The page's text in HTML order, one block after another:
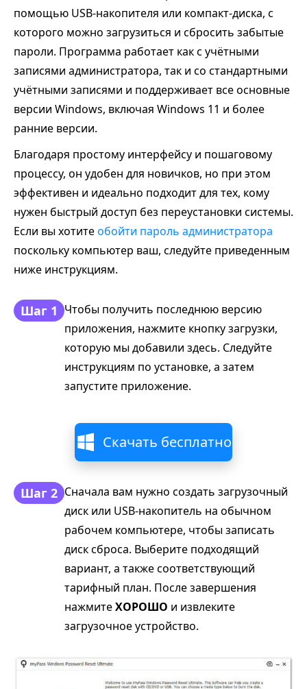
помощью USB-накопителя или компакт-диска, с
которого можно загрузиться и сбросить забытые
пароли. Программа работает как с учётными
записями администратора, так и со стандартными
учётными записями и поддерживает все основные
версии Windows, включая Windows 11 и более
ранние версии.
Благодаря простому интерфейсу и пошаговому
процессу, он удобен для новичков, но при этом
эффективен и идеально подходит для тех, кому
нужен быстрый доступ без переустановки системы.
Если вы хотитеобойти пароль администратора
поскольку компьютер ваш, следуйте приведенным
ниже инструкциям.
Шаг 1 Чтобы получить последнюю версию
приложения, нажмите кнопку загрузки,
которую мы добавили здесь. Следуйте
инструкциям по установке, а затем
запустите приложение.
Скачать бесплатно
Шаг 2 Сначала вам нужно создать загрузочный
диск или USB-накопитель на обычном
рабочем компьютере, чтобы записать
диск сброса. Выберите подходящий
вариант, а также соответствующий
тарифный план. После завершения
нажмитеХОРОШО и извлеките
загрузочное устройство.